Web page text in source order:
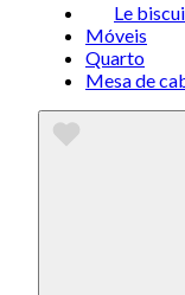
Le
Móveis
Quarto
Mesa de